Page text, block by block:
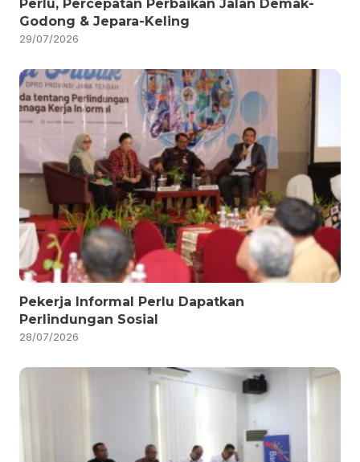
Perlu, Percepatan Perbaikan Jalan Demak-
Godong & Jepara-Keling
29/07/2026
Pekerja Informal Perlu Dapatkan
Perlindungan Sosial
28/07/2026